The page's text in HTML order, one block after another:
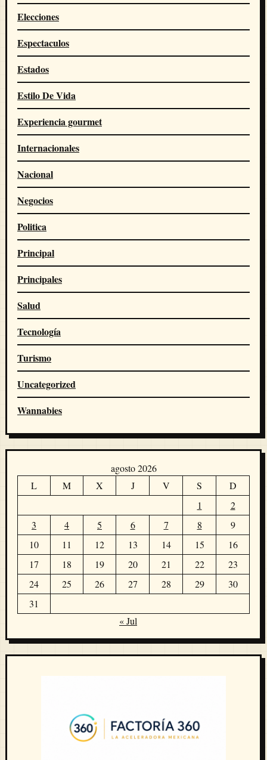
Elecciones
Espectaculos
Estados
Estilo De Vida
Experiencia gourmet
Internacionales
Nacional
Negocios
Politica
Principal
Principales
Salud
Tecnología
Turismo
Uncategorized
Wannabies
agosto 2026
L
M X J V S
D
1
2
3
4 5 6 7 8
9
10
11 12 13 14 15
16
17
18 19 20 21 22
23
24
25 26 27 28 29
30
31
« Jul